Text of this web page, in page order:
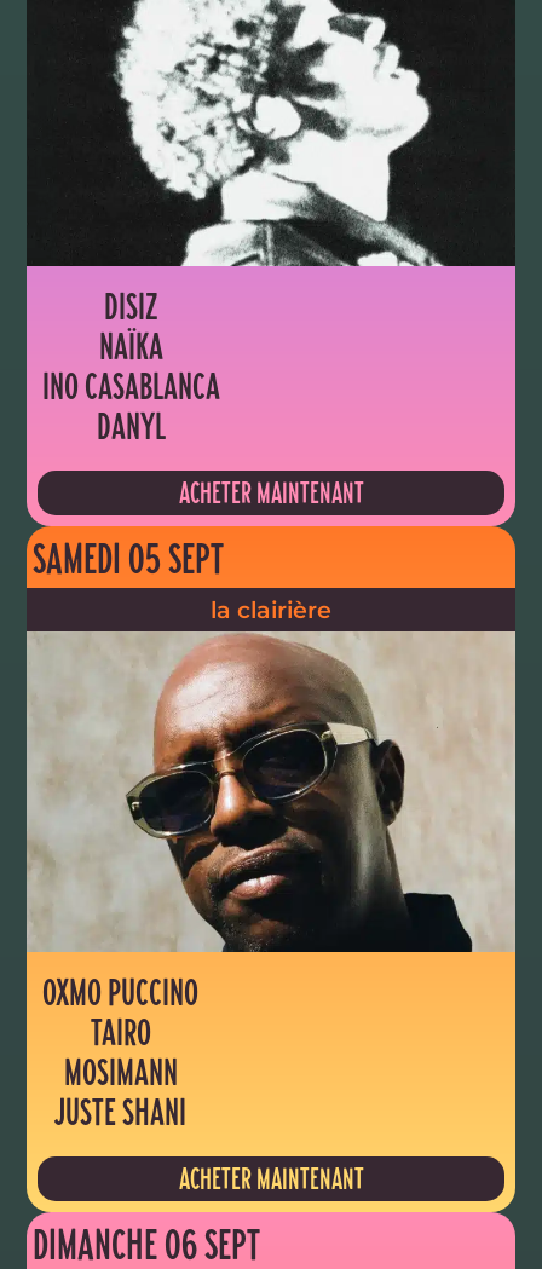
DISIZ
NAÏKA
INO CASABLANCA
DANYL
ACHETER MAINTENANT
SAMEDI 05 SEPT
la clairière
OXMO PUCCINO
TAIRO
MOSIMANN
JUSTE SHANI
ACHETER MAINTENANT
DIMANCHE 06 SEPT